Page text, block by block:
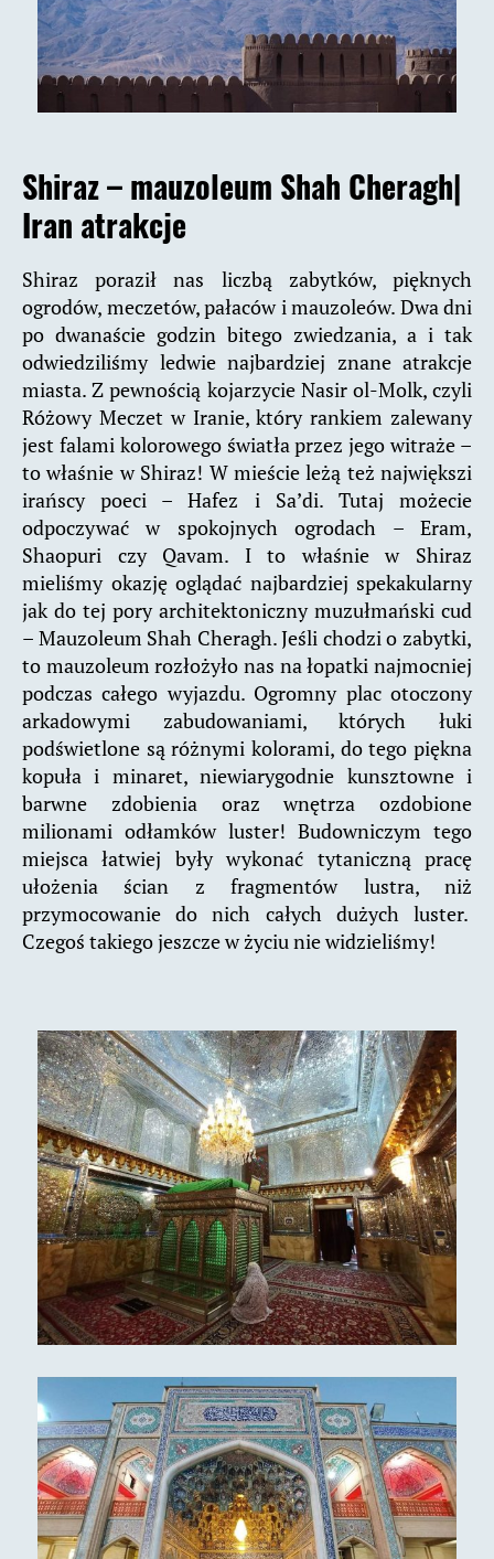
Shiraz – mauzoleum Shah Cheragh|
Iran atrakcje
Shiraz poraził nas liczbą zabytków, pięknych
ogrodów, meczetów, pałaców i mauzoleów. Dwa dni
po dwanaście godzin bitego zwiedzania, a i tak
odwiedziliśmy ledwie najbardziej znane atrakcje
miasta. Z pewnością kojarzycie Nasir ol-Molk, czyli
Różowy Meczet w Iranie, który rankiem zalewany
jest falami kolorowego światła przez jego witraże –
to właśnie w Shiraz! W mieście leżą też największi
irańscy poeci – Hafez i Sa’di. Tutaj możecie
odpoczywać w spokojnych ogrodach – Eram,
Shaopuri czy Qavam. I to właśnie w Shiraz
mieliśmy okazję oglądać najbardziej spekakularny
jak do tej pory architektoniczny muzułmański cud
– Mauzoleum Shah Cheragh. Jeśli chodzi o zabytki,
to mauzoleum rozłożyło nas na łopatki najmocniej
podczas całego wyjazdu. Ogromny plac otoczony
arkadowymi zabudowaniami, których łuki
podświetlone są różnymi kolorami, do tego piękna
kopuła i minaret, niewiarygodnie kunsztowne i
barwne zdobienia oraz wnętrza ozdobione
milionami odłamków luster! Budowniczym tego
miejsca łatwiej były wykonać tytaniczną pracę
ułożenia ścian z fragmentów lustra, niż
przymocowanie do nich całych dużych luster.
Czegoś takiego jeszcze w życiu nie widzieliśmy!